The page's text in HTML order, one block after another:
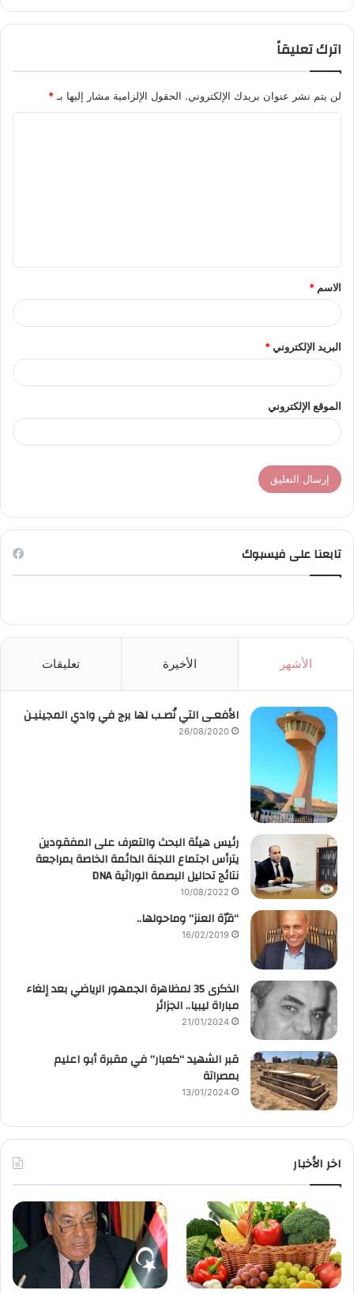
اترك تعليقاً
لن يتم نشر عنوان بريدك الإلكتروني. الحقول الإلزامية مشار إليها بـ *
ق
*
الاسم *
البريد الإلكتروني*
الموقع الإلكتروني
تابعنا على فيسبوك
الأشهر الأخيرة تعليقات
الأفعـى التي نُصـب لها برج في وادي المجينيـن
26/08/2020
رئيس هيئة البحث والتعرف على المفقودين
يترأس اجتماع اللجنة الدائمة الخاصة بمراجعة
نتائج تحاليل البصمة الوراثية DNA
10/08/2022
“قرّة العنز” وماحولها..
16/02/2019
الذكرى 35 لمظاهرة الجمهور الرياضي بعد إلغاء
مباراة ليبيا.. الجزائر
21/01/2024
قبر الشهيد “كعبار” في مقبرة أبو اعليم
بمصراتة
13/01/2024
اخر الأخبار